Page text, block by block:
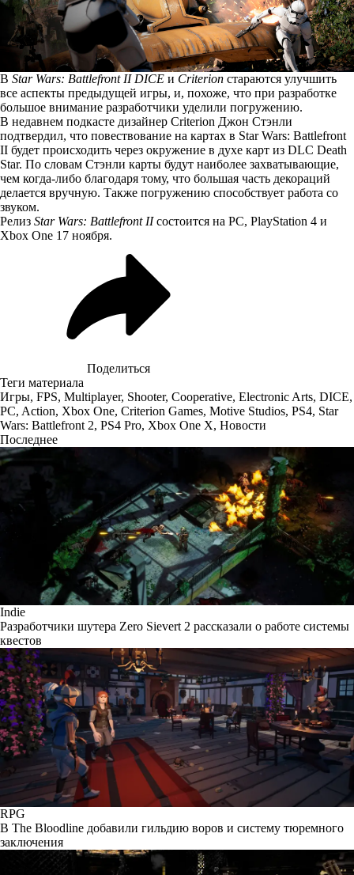
В Star Wars: Battlefront II DICE и Criterion стараются улучшить
все аспекты предыдущей игры, и, похоже, что при разработке
большое внимание разработчики уделили погружению.
В недавнем подкасте дизайнер Criterion Джон Стэнли
подтвердил, что повествование на картах в Star Wars: Battlefront
II будет происходить через окружение в духе карт из DLC Death
Star. По словам Стэнли карты будут наиболее захватывающие,
чем когда-либо благодаря тому, что большая часть декораций
делается вручную. Также погружению способствует работа со
звуком.
Релиз Star Wars: Battlefront IIсостоится на PC, PlayStation 4 и
Xbox One 17 ноября.
Поделиться
Теги материала
Игры, FPS, Multiplayer, Shooter, Cooperative, Electronic Arts, DICE,
PC, Action, Xbox One, Criterion Games, Motive Studios, PS4, Star
Wars: Battlefront 2, PS4 Pro, Xbox One X, Новости
Последнее
Indie
Разработчики шутера Zero Sievert 2 рассказали о работе системы
квестов
RPG
В The Bloodline добавили гильдию воров и систему тюремного
заключения